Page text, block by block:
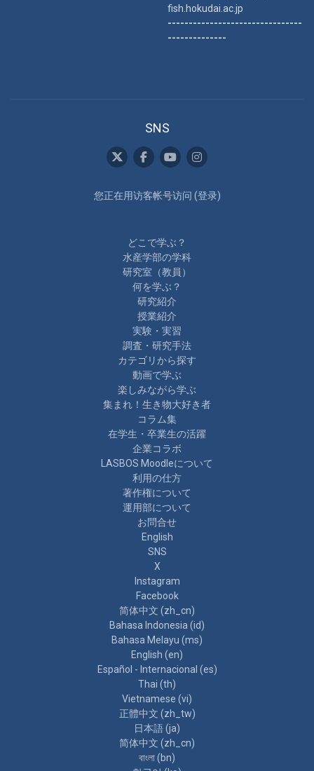
fish.hokudai.ac.jp
--------------------------------
--------------
SNS
您正在用访客帐号访问 (登录)
どこで学ぶ？
水産学部の学科
研究室（教員）
何を学ぶ？
研究紹介
授業紹介
実験・実習
調査・研究手法
カテゴリから探す
動画で学ぶ
楽しみながら学ぶ
集まれ！生き物大好き者
コラム集
在学生・卒業生の活躍
企業コラボ
LASBOS Moodleについて
利用の仕方
著作権について
運用部について
お問合せ
English
SNS
X
Instagram
Facebook
简体中文 ‎(zh_cn)‎
Bahasa Indonesia ‎(id)‎
Bahasa Melayu ‎(ms)‎
English ‎(en)‎
Español - Internacional ‎(es)‎
Thai ‎(th)‎
Vietnamese ‎(vi)‎
正體中文 ‎(zh_tw)‎
日本語 ‎(ja)‎
简体中文 ‎(zh_cn)‎
বাংলা ‎(bn)‎